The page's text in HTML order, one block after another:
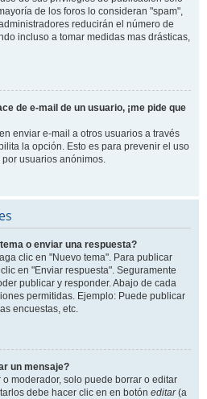
de los foros lo consideran "spam",
reducirán el número de
incluso a tomar medidas mas drásticas,
de e-mail de un usuario, ¡me pide que
enviar e-mail a otros usuarios a través
la opción. Esto es para prevenir el uso
usuarios anónimos.
o enviar una respuesta?
clic en "Nuevo tema". Para publicar
en "Enviar respuesta". Seguramente
publicar y responder. Abajo de cada
permitidas. Ejemplo: Puede publicar
encuestas, etc.
un mensaje?
moderador, solo puede borrar o editar
debe hacer clic en en botón editar(a